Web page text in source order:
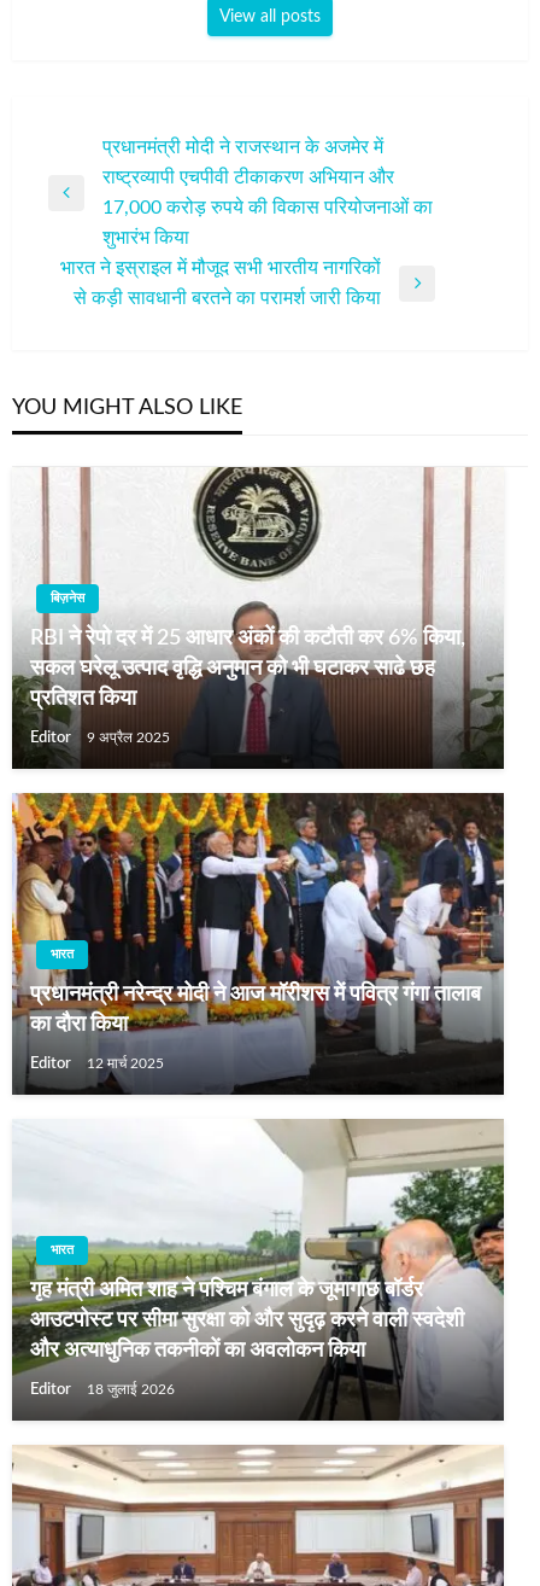
View all posts
नेविगेशन
Previous
प्रधानमंत्री मोदी ने राजस्थान के अजमेर में
राष्ट्रव्यापी एचपीवी टीकाकरण अभियान और
17,000 करोड़ रुपये की विकास परियोजनाओं का
शुभारंभ किया
Next
भारत ने इस्राइल में मौजूद सभी भारतीय नागरिकों
से कड़ी सावधानी बरतने का परामर्श जारी किया
YOU MIGHT ALSO LIKE
बिज़नेस
RBI ने रेपो दर में 25 आधार अंकों की कटौती कर 6% किया,
सकल घरेलू उत्‍पाद वृद्धि अनुमान को भी घटाकर साढे छह
प्रतिशत किया
Editor 9 अप्रैल 2025
भारत
प्रधानमंत्री नरेन्द्र मोदी ने आज मॉरीशस में पवित्र गंगा तालाब
का दौरा किया
Editor 12 मार्च 2025
भारत
गृह मंत्री अमित शाह ने पश्चिम बंगाल के जूमागाछ बॉर्डर
आउटपोस्ट पर सीमा सुरक्षा को और सुदृढ़ करने वाली स्वदेशी
और अत्याधुनिक तकनीकों का अवलोकन किया
Editor 18 जुलाई 2026